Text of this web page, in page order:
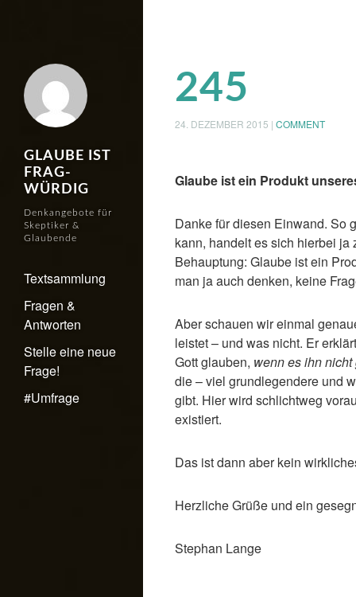
GLAUBE IST
FRAG-
WÜRDIG
Denkangebote für
Skeptiker &
Glaubende
Textsammlung
Fragen &
Antworten
Stelle eine neue
Frage!
#Umfrage
245
24. DEZEMBER 2015 | COMMENT
Glaube ist ein Produkt
Danke für diesen Einwand. So
kann, handelt es sich hierbei
Behauptung: Glaube ist ein
man ja auch denken, keine
Aber schauen wir einmal
leistet – und was nicht. Er
Gott glauben, wenn es ihn nicht
die – viel grundlegendere und
gibt. Hier wird schlichtweg
existiert.
Das ist dann aber kein
Herzliche Grüße und ein
Stephan Lange